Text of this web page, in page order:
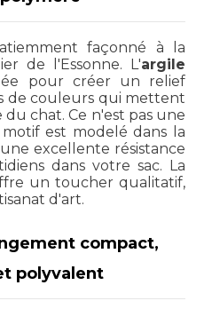
façonné à la
de l'Essonne. L'argile
pour créer un relief
de couleurs qui mettent
chat. Ce n'est pas une
est modelé dans la
excellente résistance
dans votre sac. La
un toucher qualitatif,
d'art.
compact,
polyvalent